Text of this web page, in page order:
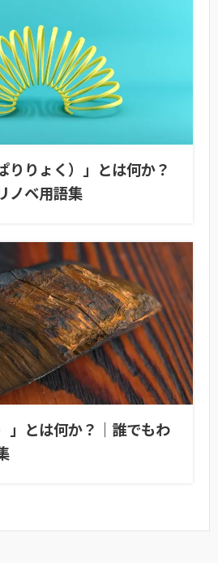
りりょく）」とは何か？
ノベ用語集
」とは何か？｜誰でもわ